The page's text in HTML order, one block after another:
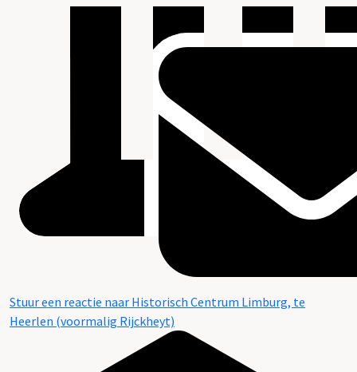
Stuur een reactie naar Historisch Centrum Limburg, te
Heerlen (voormalig Rijckheyt)